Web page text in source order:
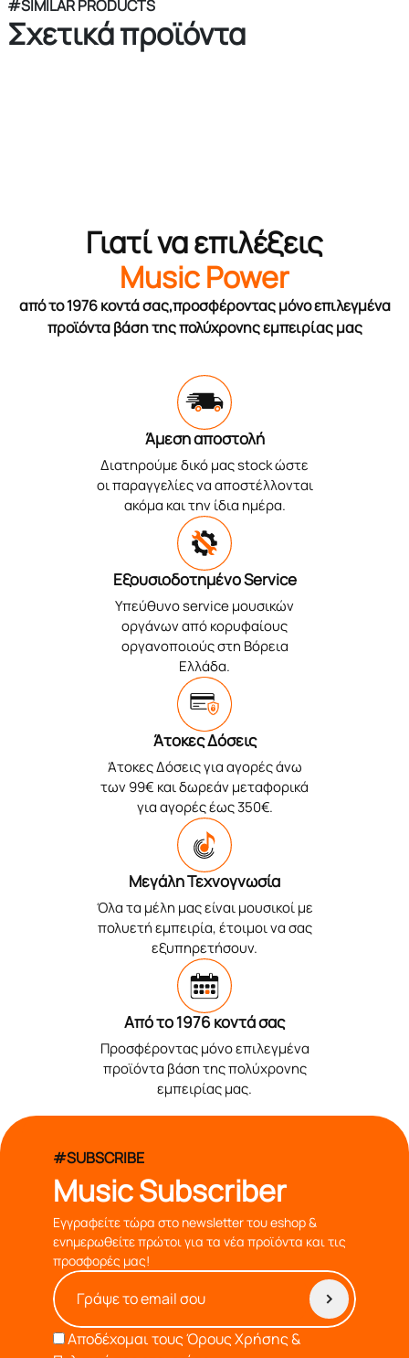
#SIMILAR PRODUCTS
Σχετικά προϊόντα
Γιατί να επιλέξεις
Music Power
από το 1976 κοντά σας,προσφέροντας μόνο επιλεγμένα
προϊόντα βάση της πολύχρονης εμπειρίας μας
Άμεση αποστολή
Διατηρούμε δικό μας stock ώστε
οι παραγγελίες να αποστέλλονται
ακόμα και την ίδια ημέρα.
Εξουσιοδοτημένο Service
Υπεύθυνο service μουσικών
οργάνων από κορυφαίους
οργανοποιούς στη Βόρεια
Ελλάδα.
Άτοκες Δόσεις
Άτοκες Δόσεις για αγορές άνω
των 99€ και δωρεάν μεταφορικά
για αγορές έως 350€.
Μεγάλη Τεχνογνωσία
Όλα τα μέλη μας είναι μουσικοί με
πολυετή εμπειρία, έτοιμοι να σας
εξυπηρετήσουν.
Από το 1976 κοντά σας
Προσφέροντας μόνο επιλεγμένα
προϊόντα βάση της πολύχρονης
εμπειρίας μας.
#SUBSCRIBE
Music Subscriber
Εγγραφείτε τώρα στο newsletter του eshop &
ενημερωθείτε πρώτοι για τα νέα προϊόντα και τις
προσφορές μας!
Αποδέχομαι τουςΌρους Χρήσης &